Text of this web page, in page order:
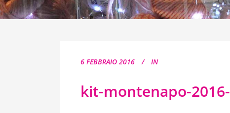
Sensibilizzazione
6 FEBBRAIO 2016 IN
kit-montenapo-